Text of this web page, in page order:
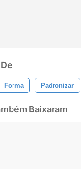
Forma Padronizar
Baixaram